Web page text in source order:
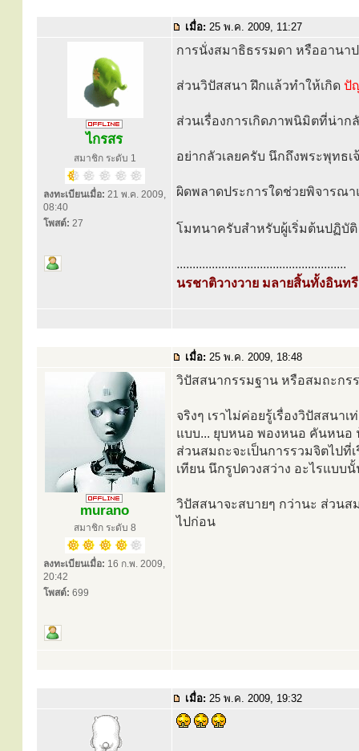
เมื่อ: 25 พ.ค. 2009, 11:27
ไกรสร
สมาชิก ระดับ 1
ลงทะเบียนเมื่อ: 21 พ.ค. 2009,
08:40
โพสต์: 27
การนั่งสมาธิธรรมดา หรืออานา
ส่วนวิปัสสนา ฝึกแล้วทำให้เกิด ปั
ส่วนเรื่องการเกิดภาพนิมิตที่น่า
อย่ากลัวเลยครับ นึกถึงพระพุทธ
ผิดพลาดประการใดช่วยพิจารณ
โมทนาครับสำหรับผู้เริ่มต้นปฏิบั
.....................................................
นรชาติวางวาย มลายสิ้นทั้งอินท
เมื่อ: 25 พ.ค. 2009, 18:48
murano
สมาชิก ระดับ 8
ลงทะเบียนเมื่อ: 16 ก.พ. 2009,
20:42
โพสต์: 699
วิปัสสนากรรมฐาน หรือสมถะก
จริงๆ เราไม่ค่อยรู้เรื่องวิปัสสนา
แบบ... ยุบหนอ พองหนอ คันหน
ส่วนสมถะจะเป็นการรวมจิตไปที่
เทียน นึกรูปดวงสว่าง อะไรแบบ
วิปัสสนาจะสบายๆ กว่านะ ส่วนส
ไปก่อน
เมื่อ: 25 พ.ค. 2009, 19:32